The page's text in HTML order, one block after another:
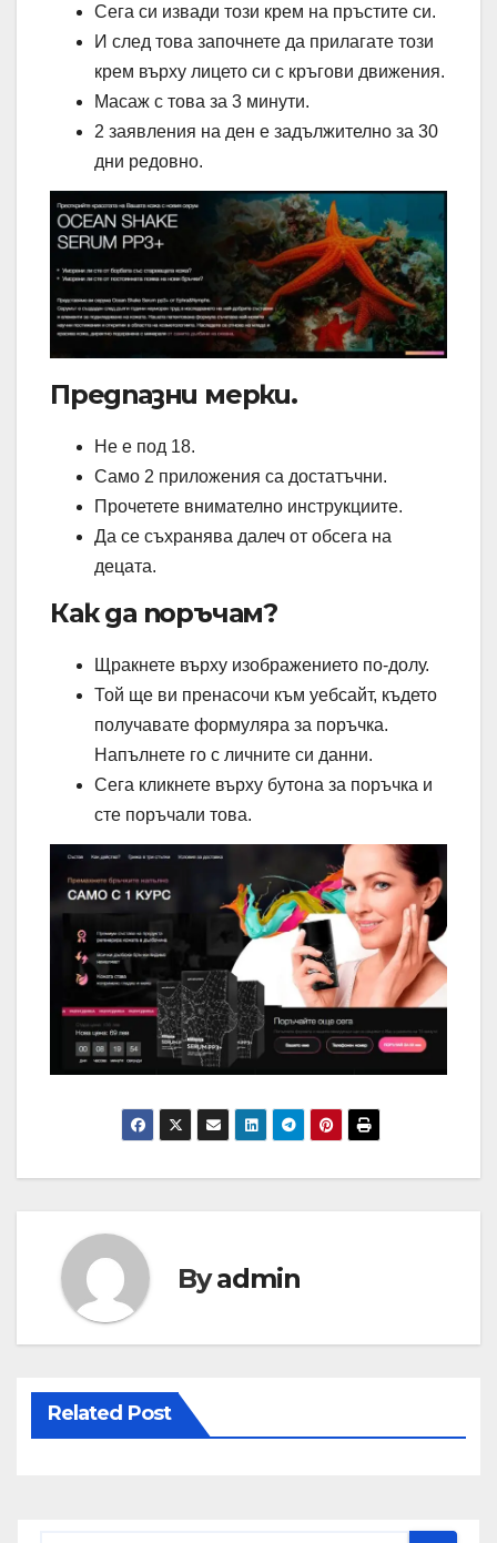
Сега си извади този крем на пръстите си.
И след това започнете да прилагате този
крем върху лицето си с кръгови движения.
Масаж с това за 3 минути.
2 заявления на ден е задължително за 30
дни редовно.
Предпазни мерки.
Не е под 18.
Само 2 приложения са достатъчни.
Прочетете внимателно инструкциите.
Да се съхранява далеч от обсега на
децата.
Как да поръчам?
Щракнете върху изображението по-долу.
Той ще ви пренасочи към уебсайт, където
получавате формуляра за поръчка.
Напълнете го с личните си данни.
Сега кликнете върху бутона за поръчка и
сте поръчали това.
Byadmin
Related Post